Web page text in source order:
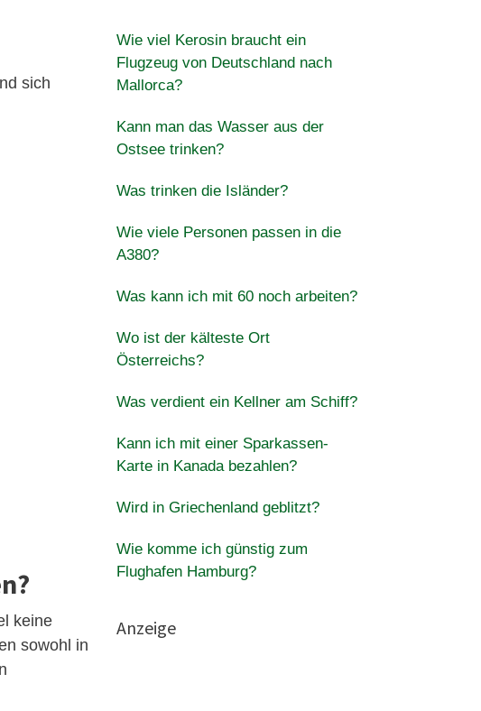
sich
keine
sowohl in
Wie viel Kerosin braucht ein
Flugzeug von Deutschland nach
Mallorca?
Kann man das Wasser aus der
Ostsee trinken?
Was trinken die Isländer?
Wie viele Personen passen in die
A380?
Was kann ich mit 60 noch arbeiten?
Wo ist der kälteste Ort
Österreichs?
Was verdient ein Kellner am Schiff?
Kann ich mit einer Sparkassen-
Karte in Kanada bezahlen?
Wird in Griechenland geblitzt?
Wie komme ich günstig zum
Flughafen Hamburg?
Anzeige